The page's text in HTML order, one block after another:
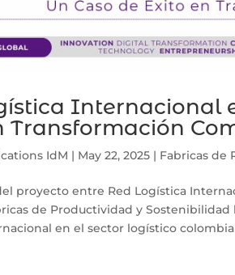
Internacional
Transformación
IdM | May 22, 2025 | Fabricas de
proyecto entre Red Logística
de Productividad y
en el sector logístico